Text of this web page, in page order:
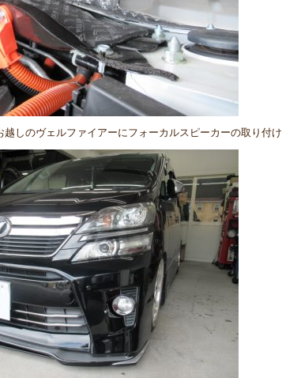
越しのヴェルファイアーにフォーカルスピーカーの取り付け